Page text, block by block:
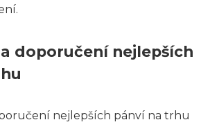
doporučení nejlepších
nejlepších pánví na trhu